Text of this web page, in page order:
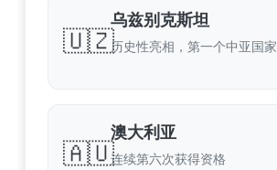
🇺🇿
乌兹别克斯坦
历史性亮相，第一个中亚国家
🇦🇺
澳大利亚
连续第六次获得资格